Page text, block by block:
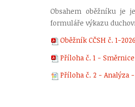
Obsahem oběžníku je
formuláře výkazu
Oběžník CČSH č. 1-
Příloha č. 1 -
Příloha č. 2 - Analýza